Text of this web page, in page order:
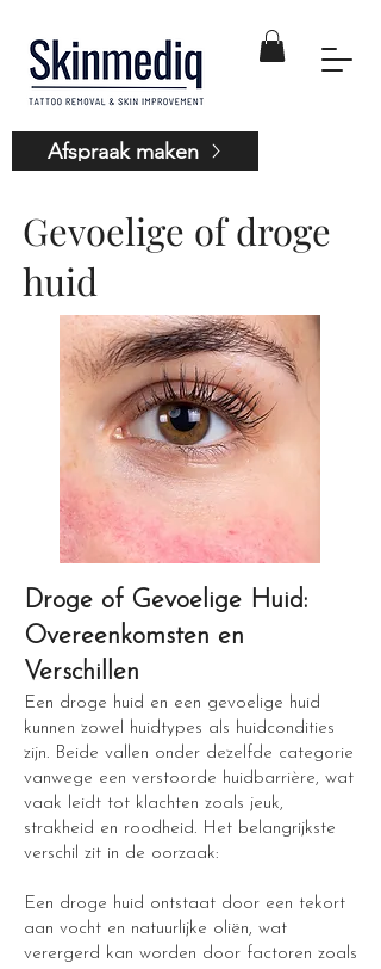
Afspraak maken
Gevoelige of droge
huid
Droge of Gevoelige Huid:
Overeenkomsten en
Verschillen
Een droge huid en een gevoelige huid
kunnen zowel huidtypes als huidcondities
zijn. Beide vallen onder dezelfde categorie
vanwege een verstoorde huidbarrière, wat
vaak leidt tot klachten zoals jeuk,
strakheid en roodheid. Het belangrijkste
verschil zit in de oorzaak:
Een droge huid ontstaat door een tekort
aan vocht en natuurlijke oliën, wat
verergerd kan worden door factoren zoals